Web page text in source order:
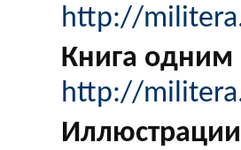
http://
Книга
http://